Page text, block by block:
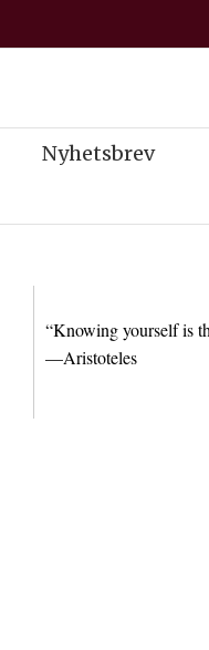
Nyhetsbrev
“Knowing yourself is
—Aristoteles